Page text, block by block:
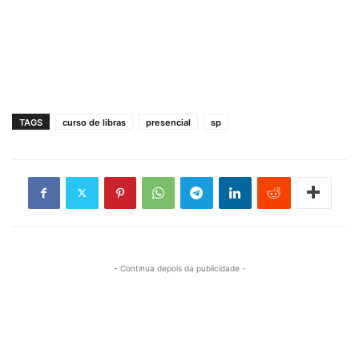
TAGS curso de libras presencial sp
- Continua depois da publicidade -